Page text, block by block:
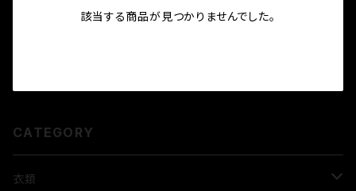
該当する商品が見つかりませんでした。
CATEGORY
衣類